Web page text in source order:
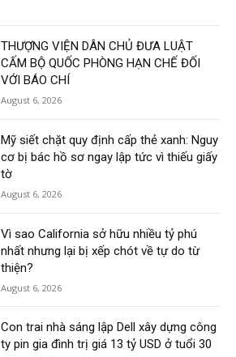
THƯỢNG VIỆN DÂN CHỦ ĐƯA LUẬT
CẤM BỘ QUỐC PHÒNG HẠN CHẾ ĐỐI
VỚI BÁO CHÍ
August 6, 2026
Mỹ siết chặt quy định cấp thẻ xanh: Nguy
cơ bị bác hồ sơ ngay lập tức vì thiếu giấy
tờ
August 6, 2026
Vì sao California sở hữu nhiều tỷ phú
nhất nhưng lại bị xếp chót về tự do từ
thiện?
August 6, 2026
Con trai nhà sáng lập Dell xây dựng công
ty pin gia đình trị giá 13 tỷ USD ở tuổi 30